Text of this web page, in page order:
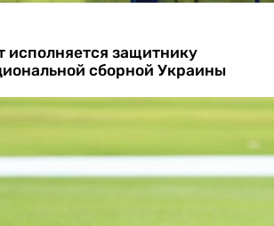
исполняется защитнику
сборной Украины